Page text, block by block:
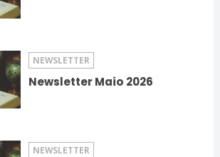
NEWSLETTER
Newsletter Maio 2026
NEWSLETTER